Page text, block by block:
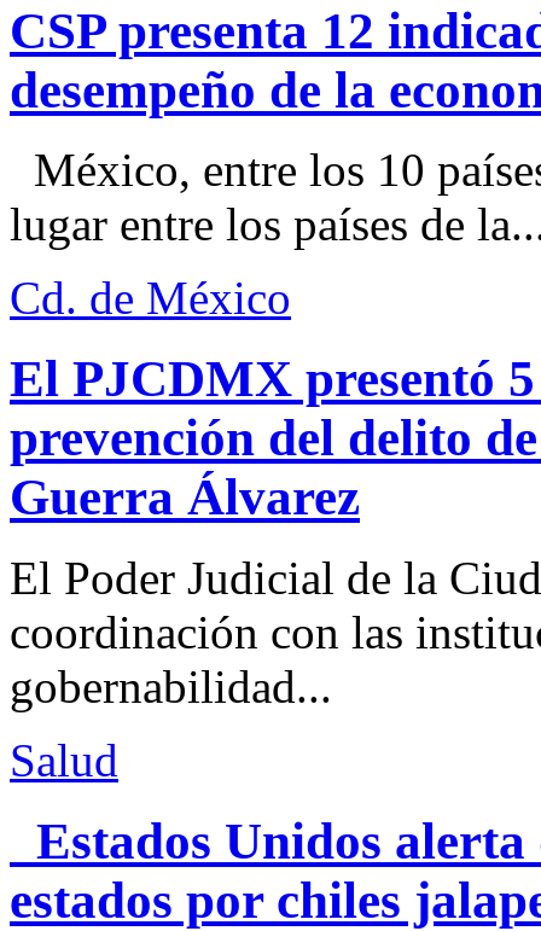
CSP presenta 12
desempeño de la
México, entre los 10
lugar entre los países de
Cd. de México
El PJCDMX presentó
prevención del delito
Guerra Álvarez
El Poder Judicial de la
coordinación con las
gobernabilidad...
Salud
Estados Unidos alerta
estados por chiles